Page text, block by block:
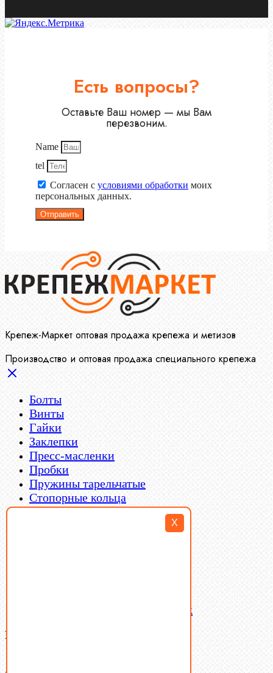
X
Есть вопросы?
Оставьте Ваш номер — мы Вам
перезвоним.
Name
tel
Согласен с условиями обработки моих
персональных данных.
Отправить
Крепеж-Маркет оптовая продажа крепежа и метизов
Производство и оптовая продажа специального крепежа
Болты
Винты
Гайки
Заклепки
Пресс-масленки
Пробки
Пружины тарельчатые
Стопорные кольца
Такелаж
Латунный и бронзовый крепеж
Ваша корзина